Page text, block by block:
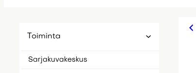
Toiminta
Sarjakuvakeskus